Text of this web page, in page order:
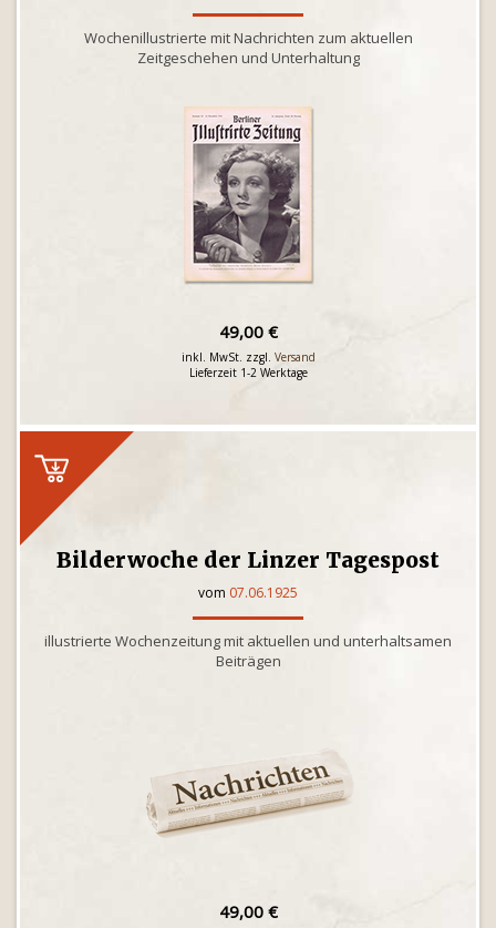
Wochenillustrierte mit Nachrichten zum aktuellen
Zeitgeschehen und Unterhaltung
49,00 €
inkl. MwSt. zzgl. Versand
Lieferzeit 1-2 Werktage
Bilderwoche der Linzer Tagespost
vom 07.06.1925
illustrierte Wochenzeitung mit aktuellen und unterhaltsamen
Beiträgen
49,00 €